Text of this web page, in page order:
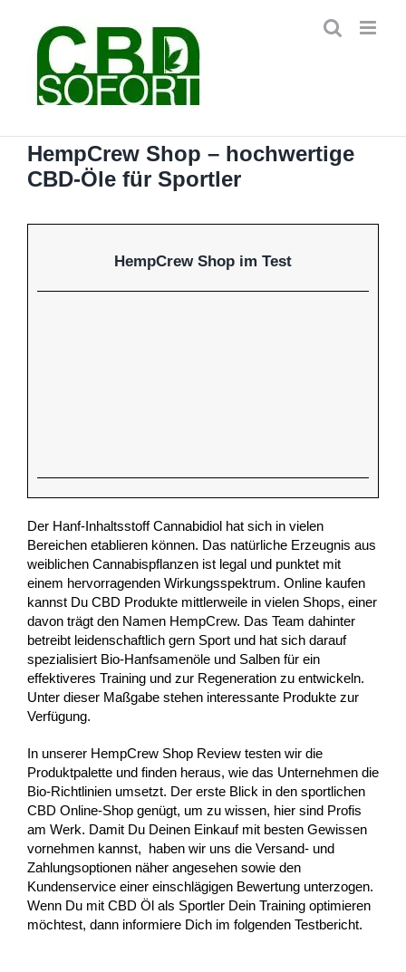
springen
HempCrew Shop – hochwertige
CBD-Öle für Sportler
HempCrew Shop im Test
Der Hanf-Inhaltsstoff Cannabidiol hat sich in vielen
Bereichen etablieren können. Das natürliche Erzeugnis aus
weiblichen Cannabispflanzen ist legal und punktet mit
einem hervorragenden Wirkungsspektrum. Online kaufen
kannst Du CBD Produkte mittlerweile in vielen Shops, einer
davon trägt den Namen HempCrew. Das Team dahinter
betreibt leidenschaftlich gern Sport und hat sich darauf
spezialisiert Bio-Hanfsamenöle und Salben für ein
effektiveres Training und zur Regeneration zu entwickeln.
Unter dieser Maßgabe stehen interessante Produkte zur
Verfügung.
In unserer HempCrew Shop Review testen wir die
Produktpalette und finden heraus, wie das Unternehmen die
Bio-Richtlinien umsetzt. Der erste Blick in den sportlichen
CBD Online-Shop genügt, um zu wissen, hier sind Profis
am Werk. Damit Du Deinen Einkauf mit besten Gewissen
vornehmen kannst, haben wir uns die Versand- und
Zahlungsoptionen näher angesehen sowie den
Kundenservice einer einschlägigen Bewertung unterzogen.
Wenn Du mit CBD Öl als Sportler Dein Training optimieren
möchtest, dann informiere Dich im folgenden Testbericht.